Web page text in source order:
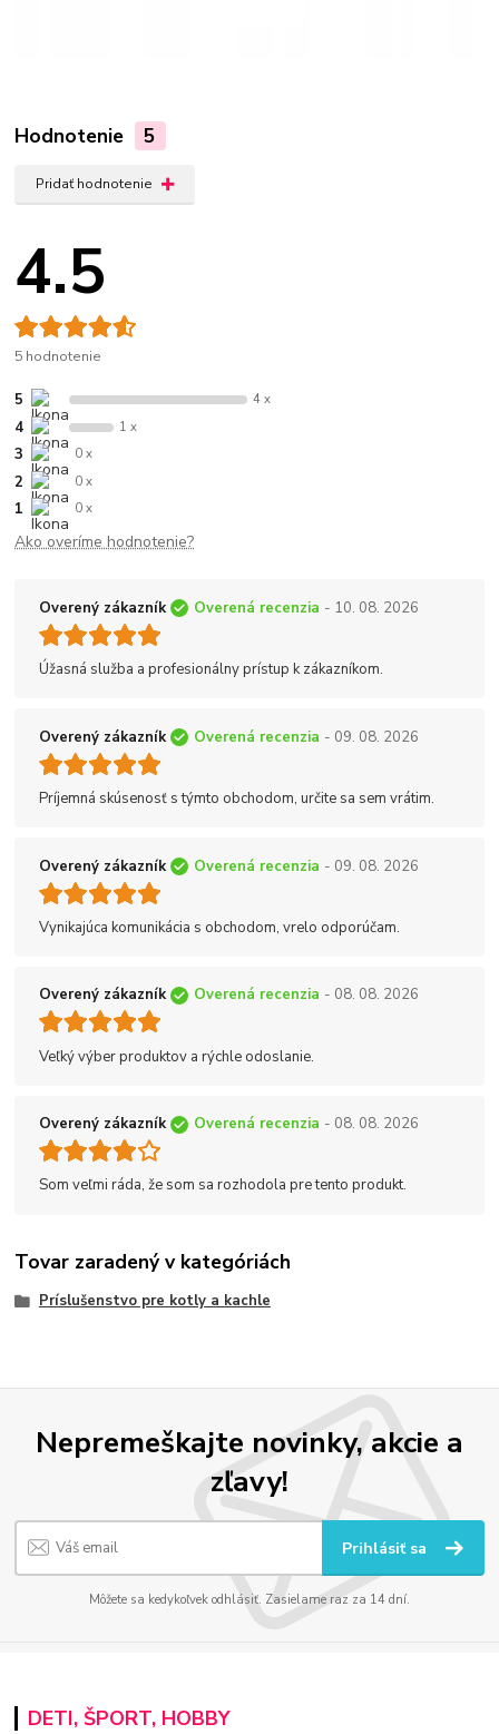
Hodnotenie 5
Pridať hodnotenie
4.5
5 hodnotenie
5 4 x
4 1 x
3 0 x
2 0 x
1 0 x
Ako overíme hodnotenie?
Overený zákazník Overená recenzia - 10. 08. 2026
Úžasná služba a profesionálny prístup k zákazníkom.
Overený zákazník Overená recenzia - 09. 08. 2026
Príjemná skúsenosť s týmto obchodom, určite sa sem vrátim.
Overený zákazník Overená recenzia - 09. 08. 2026
Vynikajúca komunikácia s obchodom, vrelo odporúčam.
Overený zákazník Overená recenzia - 08. 08. 2026
Veľký výber produktov a rýchle odoslanie.
Overený zákazník Overená recenzia - 08. 08. 2026
Som veľmi ráda, že som sa rozhodola pre tento produkt.
Tovar zaradený v kategóriách
Príslušenstvo pre kotly a kachle
Nepremeškajte novinky, akcie a
zľavy!
Prihlásiť sa
Môžete sa kedykoľvek odhlásiť. Zasielame raz za 14 dní.
DETI, ŠPORT, HOBBY